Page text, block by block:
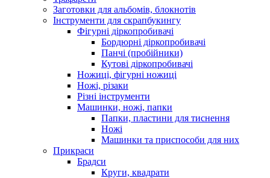
Заготовки для альбомів, блокнотів
Інструменти для скрапбукингу
Фігурні діркопробивачі
Бордюрні діркопробивачі
Панчі (пробійники)
Кутові діркопробивачі
Ножиці, фігурні ножиці
Ножі, різаки
Різні інструменти
Машинки, ножі, папки
Папки, пластини для тиснення
Ножі
Машинки та приспособи для них
Прикраси
Брадси
Круги, квадрати